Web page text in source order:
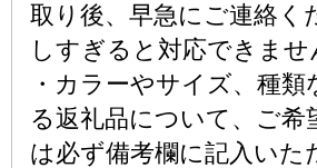
取り後、早急にご連絡く
しすぎると対応できませ
・カラーやサイズ、種類
る返礼品について、ご希
は必ず備考欄に記入いた